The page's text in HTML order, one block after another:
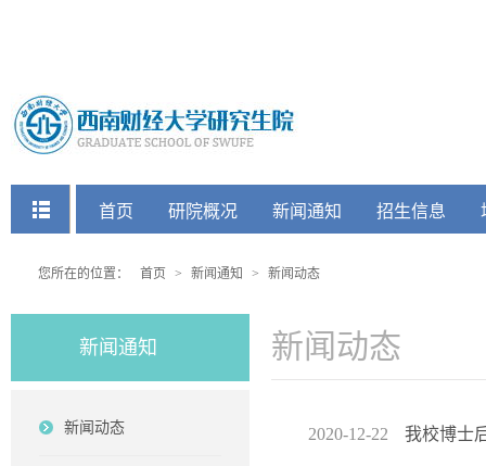
快捷菜单
首页 研院概况 新闻通知 招生信息
您所在的位置： 首页 > 新闻通知 > 新闻动态
新闻通知
新闻动态
新闻动态
2020-12-22 我校博士